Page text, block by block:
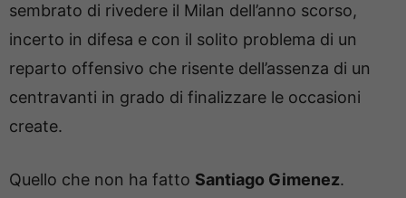
sembrato di rivedere il Milan dell’anno scorso,
incerto in difesa e con il solito problema di un
reparto offensivo che risente dell’assenza di un
centravanti in grado di finalizzare le occasioni
create.
Quello che non ha fatto Santiago Gimenez.